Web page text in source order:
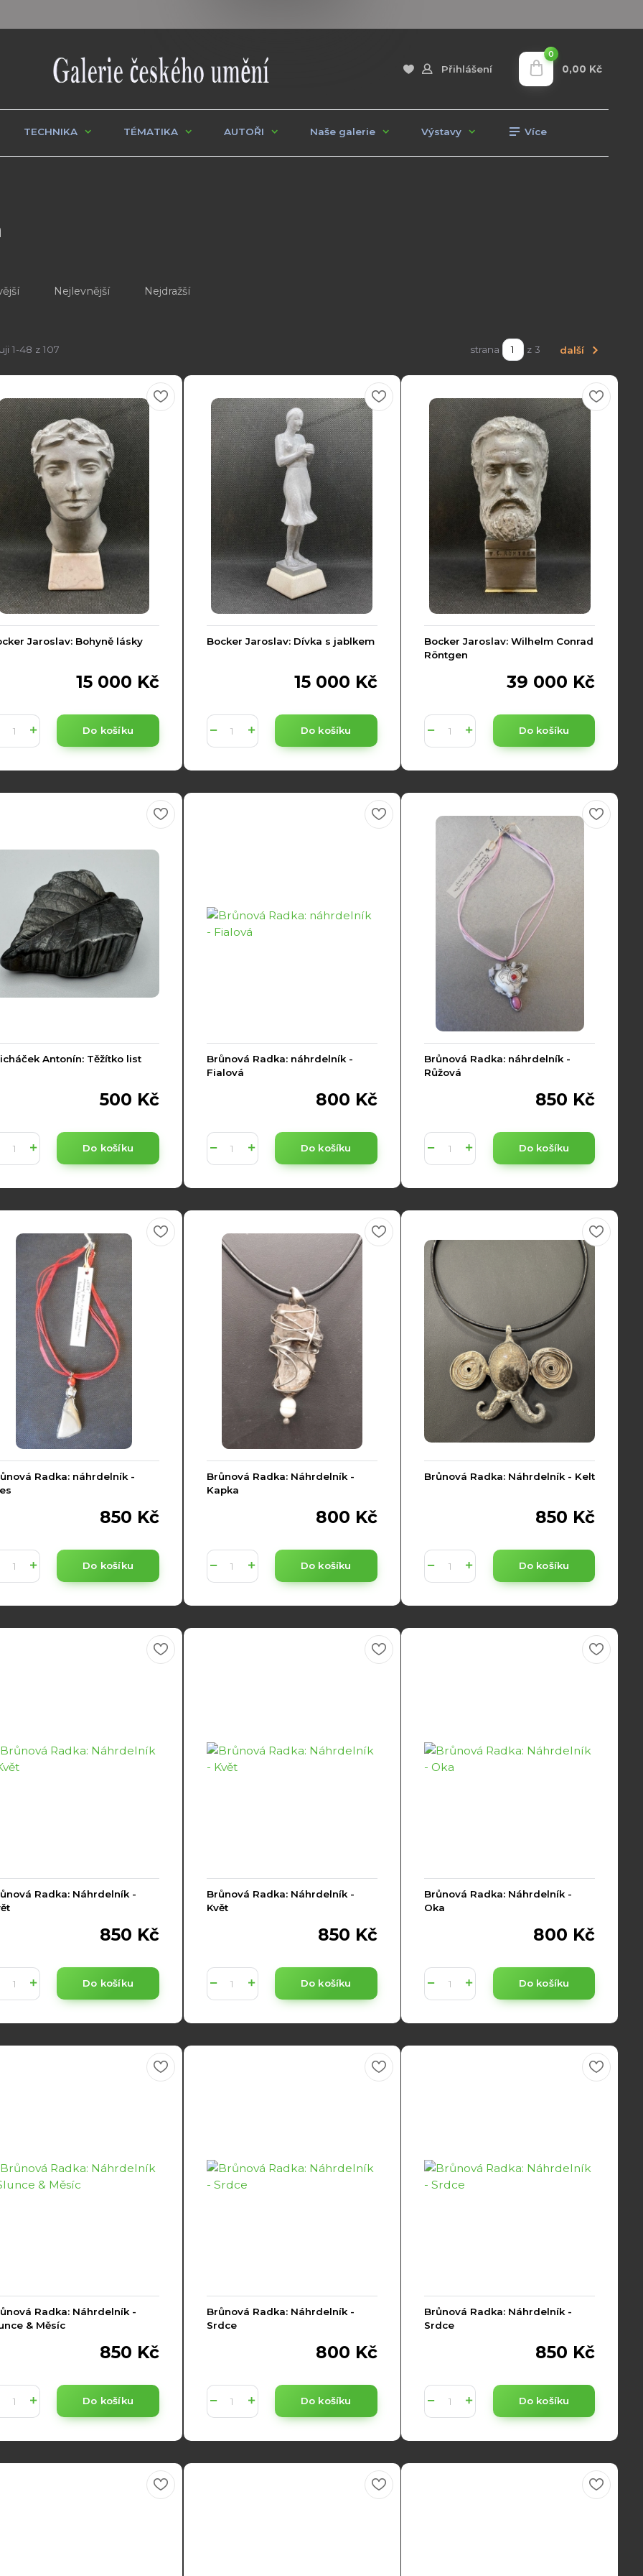
Přihlášení
0
0,00 Kč
TECHNIKA TÉMATIKA AUTOŘI Naše galerie Výstavy Více
Nejlevnější Nejdražší
1-48 z 107 strana z 3 další
Jaroslav: Bohyně lásky
15 000 Kč
Do košíku
Bocker Jaroslav: Dívka s jablkem
15 000 Kč
Do košíku
Bocker Jaroslav: Wilhelm Conrad
Röntgen
39 000 Kč
Do košíku
Antonín: Těžítko list
500 Kč
Do košíku
Brůnová Radka: náhrdelník -
Fialová
800 Kč
Do košíku
Brůnová Radka: náhrdelník -
Růžová
850 Kč
Do košíku
Radka: náhrdelník -
850 Kč
Do košíku
Brůnová Radka: Náhrdelník -
Kapka
800 Kč
Do košíku
Brůnová Radka: Náhrdelník - Kelt
850 Kč
Do košíku
Radka: Náhrdelník -
850 Kč
Do košíku
Brůnová Radka: Náhrdelník -
Květ
850 Kč
Do košíku
Brůnová Radka: Náhrdelník -
Oka
800 Kč
Do košíku
Radka: Náhrdelník -
& Měsíc
850 Kč
Do košíku
Brůnová Radka: Náhrdelník -
Srdce
800 Kč
Do košíku
Brůnová Radka: Náhrdelník -
Srdce
850 Kč
Do košíku